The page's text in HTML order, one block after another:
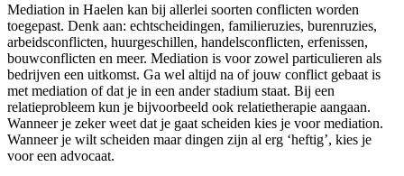
Mediation in Haelen kan bij allerlei soorten conflicten worden
toegepast. Denk aan: echtscheidingen, familieruzies, burenruzies,
arbeidsconflicten, huurgeschillen, handelsconflicten, erfenissen,
bouwconflicten en meer. Mediation is voor zowel particulieren als
bedrijven een uitkomst. Ga wel altijd na of jouw conflict gebaat is
met mediation of dat je in een ander stadium staat. Bij een
relatieprobleem kun je bijvoorbeeld ook relatietherapie aangaan.
Wanneer je zeker weet dat je gaat scheiden kies je voor mediation.
Wanneer je wilt scheiden maar dingen zijn al erg ‘heftig’, kies je
voor een advocaat.